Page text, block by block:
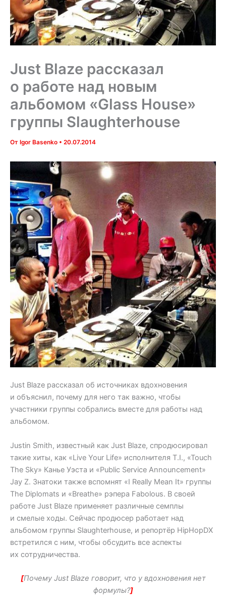
Just Blaze рассказал
о работе над новым
альбомом «Glass House»
группы Slaughterhouse
От Igor Basenko • 20.07.2014
Just Blaze рассказал об источниках вдохновения
и объяснил, почему для него так важно, чтобы
участники группы собрались вместе для работы над
альбомом.
Justin Smith, известный как Just Blaze, спродюсировал
такие хиты, как «Live Your Life» исполнителя T.I., «Touch
The Sky» Канье Уэста и «Public Service Announcement»
Jay Z. Знатоки также вспомнят «I Really Mean It» группы
The Diplomats и «Breathe» рэпера Fabolous. В своей
работе Just Blaze применяет различные семплы
и смелые ходы. Сейчас продюсер работает над
альбомом группы Slaughterhouse, и репортёр HipHopDX
встретился с ним, чтобы обсудить все аспекты
их сотрудничества.
[Почему Just Blaze говорит, что у вдохновения нет
формулы?]